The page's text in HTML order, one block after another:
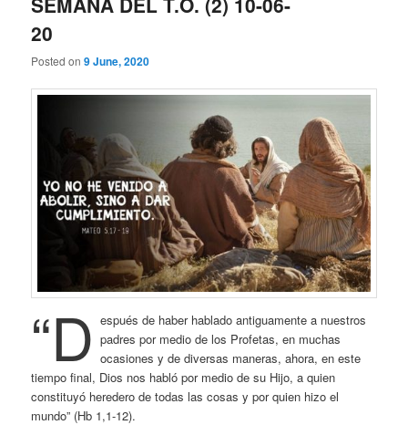
20
Posted on9 June, 2020
“D espués de haber hablado antiguamente a nuestros
padres por medio de los Profetas, en muchas
ocasiones y de diversas maneras, ahora, en este
tiempo final, Dios nos habló por medio de su Hijo, a quien
constituyó heredero de todas las cosas y por quien hizo el
mundo” (Hb 1,1-12).